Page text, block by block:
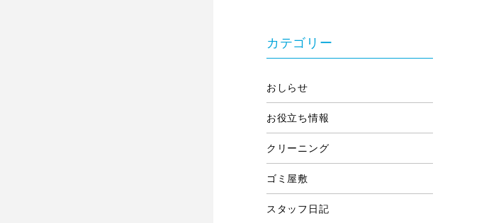
カテゴリー
おしらせ
お役立ち情報
クリーニング
ゴミ屋敷
スタッフ日記